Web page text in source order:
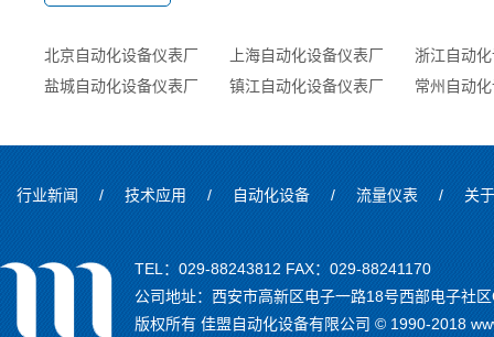
北京自动化设备仪表厂 上海自动化设备仪表厂
浙江自动
盐城自动化设备仪表厂
镇江自动化设备仪表厂 常州自动
行业新闻 / 技术应用 / 自动化设备 / 流量仪表 / 关
TEL：029-88243812 FAX：029-88241170
公司地址：西安市高新区电子一路18号西部电子社
版权所有 佳盟自动化设备有限公司 © 1990-2018